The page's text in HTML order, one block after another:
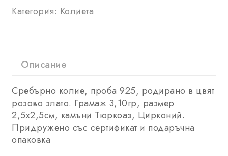
Категория: Колиета
Описание
Сребърно колие, проба 925, родирано в цвят
розово злато. Грамаж 3,10гр, размер
2,5х2,5см, камъни Тюркоаз, Цирконий.
Придружено със сертификат и подаръчна
опаковка